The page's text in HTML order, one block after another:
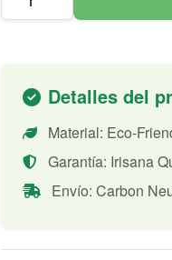
Detalles del
Material: Eco-
Garantía: Irisana
Envío: Carbon